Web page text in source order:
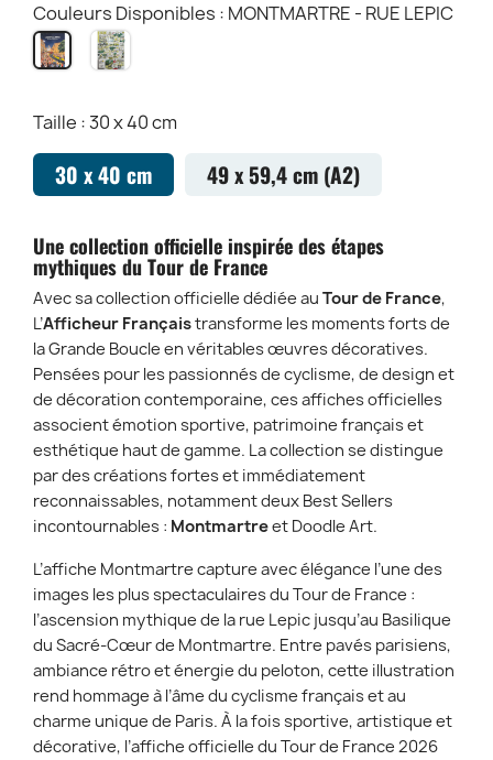
Couleurs Disponibles : MONTMARTRE - RUE LEPIC
MONTMARTRE
-
DOODLE-
ART
PARCOURS
2026
Taille : 30 x 40 cm
30 x 40 cm 49 x 59,4 cm (A2)
Une collection officielle inspirée des étapes
mythiques du Tour de France
Avec sa collection officielle dédiée au Tour de France,
L’Afficheur Françaistransforme les moments forts de
la Grande Boucle en véritables œuvres décoratives.
Pensées pour les passionnés de cyclisme, de design et
de décoration contemporaine, ces affiches officielles
associent émotion sportive, patrimoine français et
esthétique haut de gamme. La collection se distingue
par des créations fortes et immédiatement
reconnaissables, notamment deux Best Sellers
incontournables : Montmartreet Doodle Art.
L’affiche Montmartre capture avec élégance l’une des
images les plus spectaculaires du Tour de France :
l’ascension mythique de la rue Lepic jusqu’au Basilique
du Sacré-Cœur de Montmartre. Entre pavés parisiens,
ambiance rétro et énergie du peloton, cette illustration
rend hommage à l’âme du cyclisme français et au
charme unique de Paris. À la fois sportive, artistique et
décorative, l’affiche officielle du Tour de France 2026